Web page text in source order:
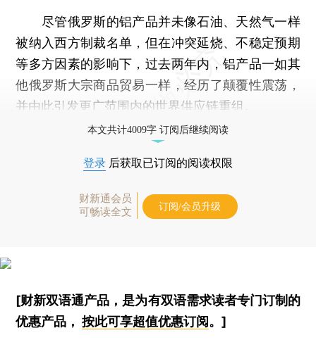
尽管俄罗斯的铝产品并未像石油、天然气一样
被纳入西方制裁名单，但在冲突延烧、不稳定预期
等多方因素的影响下，过去两年内，铝产品一如其
他俄罗斯大宗商品贸易一样，经历了颠覆性震荡，
并由此引发更广范围内的世界供应链重组。
本文共计4009字 订阅后继续阅读
登录 后获取已订阅的阅读权限
财新通会员
可畅读全文
订阅/会员升级
[财新双语通产品，是为有双语需求读者专门订制的
优惠产品，按此可享超值优惠订阅。]